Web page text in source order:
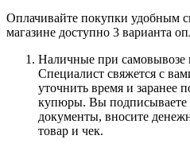
Оплачивайте покупки удобным
магазине доступно 3 варианта
Наличные при самовывозе
Специалист свяжется с
уточнить время и заранее
купюры. Вы подписываете
документы, вносите
товар и чек.